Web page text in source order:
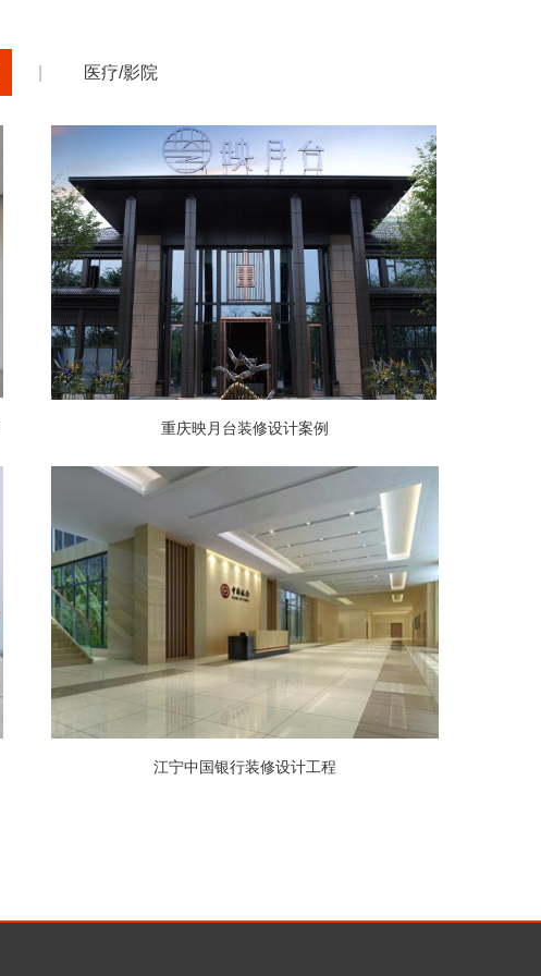
医疗/影院
重庆映月台装修设计案例
江宁中国银行装修设计工程